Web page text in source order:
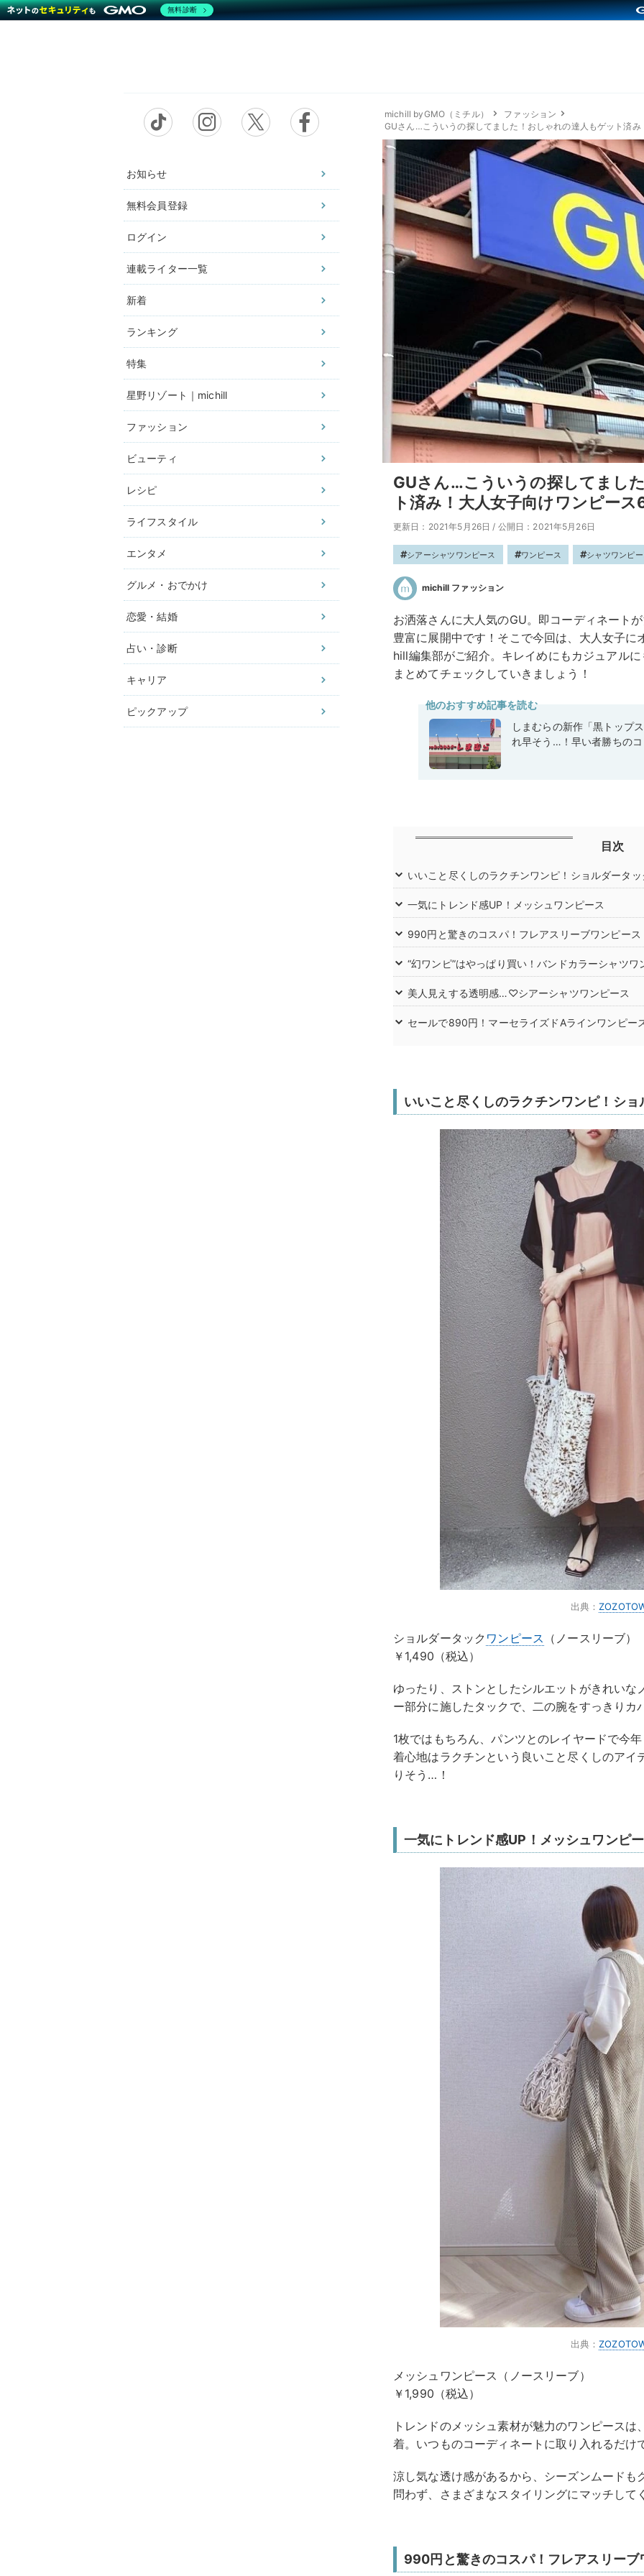
お知らせ
無料会員登録
ログイン
連載ライター一覧
新着
ランキング
特集
星野リゾート｜michill
ファッション
ビューティ
レシピ
ライフスタイル
エンタメ
グルメ・おでかけ
恋愛・結婚
占い・診断
キャリア
ピックアップ
michill byGMO（ミチル）
ファッション
GUさん…こういうの探してました！おしゃれの達人もゲット済
GUさん…こういうの探してまし
ト済み！大人女子向けワンピース
更新日：2021年5月26日 / 公開日：2021年5月26日
シアーシャツワンピース ワンピース シャツワンピ
michill ファッション
お洒落さんに大人気のGU。即コーディネート
豊富に展開中です！そこで今回は、大人女子
hill編集部がご紹介。キレイめにもカジュアル
まとめてチェックしていきましょう！
他のおすすめ記事を読む
しまむらの新作「黒トップ
れ早そう…！早い者勝ちの
目次
いいこと尽くしのラクチンワンピ！ショルダータ
一気にトレンド感UP！メッシュワンピース
990円と驚きのコスパ！フレアスリーブワンピース
“幻ワンピ”はやっぱり買い！バンドカラーシャツワ
美人見えする透明感…♡シアーシャツワンピース
セールで890円！マーセライズドAラインワンピー
いいこと尽くしのラクチンワンピ！シ
出典：
ショルダータック ワンピース （ノースリーブ）
￥1,490（税込）
ゆったり、ストンとしたシルエットがきれい
ー部分に施したタックで、二の腕をすっきりカ
1枚ではもちろん、パンツとのレイヤードで今
着心地はラクチンという良いこと尽くしのアイ
りそう…！
一気にトレンド感UP！メッシュワンピ
出典：
メッシュワンピース（ノースリーブ）
￥1,990（税込）
トレンドのメッシュ素材が魅力のワンピース
着。いつものコーディネートに取り入れるだけ
涼し気な透け感があるから、シーズンムードも
問わず、さまざまなスタイリングにマッチして
990円と驚きのコスパ！フレアスリーブ
無料診断